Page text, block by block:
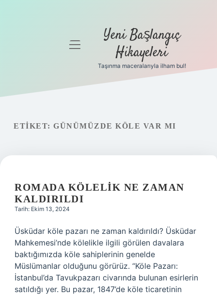
Gizlilik
Yasal Uyarı
Hakkımızda
menüyü
Yeni Başlangıç
Hikayeleri
Taşınma maceralarıyla ilham bul!
ETIKET: GÜNÜMÜZDE KÖLE VAR MI
ROMADA KÖLELIK NE ZAMAN
KALDIRILDI
Tarih: Ekim 13, 2024
Üsküdar köle pazarı ne zaman kaldırıldı? Üsküdar
Mahkemesi’nde kölelikle ilgili görülen davalara
baktığımızda köle sahiplerinin genelde
Müslümanlar olduğunu görürüz. “Köle Pazarı:
İstanbul’da Tavukpazarı civarında bulunan esirlerin
satıldığı yer. Bu pazar, 1847’de köle ticaretinin